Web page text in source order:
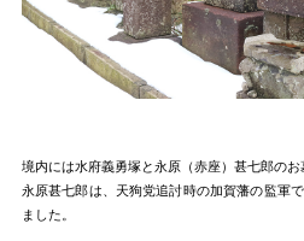
境内には水府義勇塚と永原（赤座）甚七郎のお
永原甚七郎は、天狗党追討時の加賀藩の監軍
ました。